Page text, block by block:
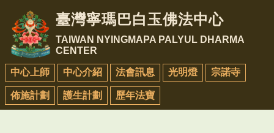
臺灣寧瑪巴白玉佛法中心
TAIWAN NYINGMAPA PALYUL DHARMA
CENTER
中心上師 中心介紹 法會訊息 光明燈 宗諾寺
佈施計劃 護生計劃 歷年法寶